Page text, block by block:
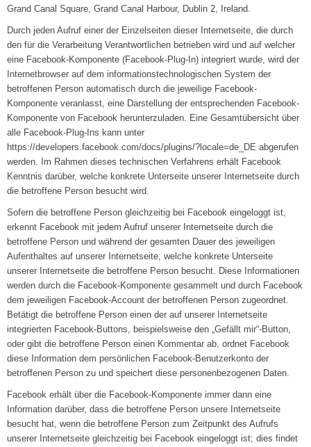
Grand Canal Square, Grand Canal Harbour, Dublin 2, Ireland.
Durch jeden Aufruf einer der Einzelseiten dieser Internetseite, die durch
den für die Verarbeitung Verantwortlichen betrieben wird und auf welcher
eine Facebook-Komponente (Facebook-Plug-In) integriert wurde, wird der
Internetbrowser auf dem informationstechnologischen System der
betroffenen Person automatisch durch die jeweilige Facebook-
Komponente veranlasst, eine Darstellung der entsprechenden Facebook-
Komponente von Facebook herunterzuladen. Eine Gesamtübersicht über
alle Facebook-Plug-Ins kann unter
https://developers.facebook.com/docs/plugins/?locale=de_DE abgerufen
werden. Im Rahmen dieses technischen Verfahrens erhält Facebook
Kenntnis darüber, welche konkrete Unterseite unserer Internetseite durch
die betroffene Person besucht wird.
Sofern die betroffene Person gleichzeitig bei Facebook eingeloggt ist,
erkennt Facebook mit jedem Aufruf unserer Internetseite durch die
betroffene Person und während der gesamten Dauer des jeweiligen
Aufenthaltes auf unserer Internetseite, welche konkrete Unterseite
unserer Internetseite die betroffene Person besucht. Diese Informationen
werden durch die Facebook-Komponente gesammelt und durch Facebook
dem jeweiligen Facebook-Account der betroffenen Person zugeordnet.
Betätigt die betroffene Person einen der auf unserer Internetseite
integrierten Facebook-Buttons, beispielsweise den „Gefällt mir“-Button,
oder gibt die betroffene Person einen Kommentar ab, ordnet Facebook
diese Information dem persönlichen Facebook-Benutzerkonto der
betroffenen Person zu und speichert diese personenbezogenen Daten.
Facebook erhält über die Facebook-Komponente immer dann eine
Information darüber, dass die betroffene Person unsere Internetseite
besucht hat, wenn die betroffene Person zum Zeitpunkt des Aufrufs
unserer Internetseite gleichzeitig bei Facebook eingeloggt ist; dies findet